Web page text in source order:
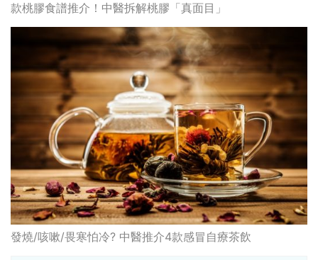
款桃膠食譜推介！中醫拆解桃膠「真面目」
發燒/咳嗽/畏寒怕冷? 中醫推介4款感冒自療茶飲